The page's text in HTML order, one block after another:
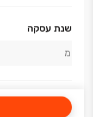
שנת עסקה